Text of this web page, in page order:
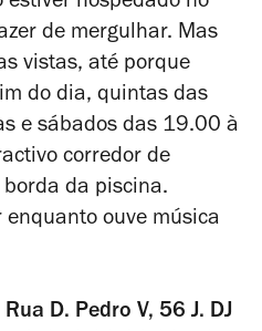
de mergulhar. Mas
vistas, até porque
do dia, quintas das
e sábados das 19.00 à
corredor de
da piscina.
ouve música
D. Pedro V, 56 J. DJ